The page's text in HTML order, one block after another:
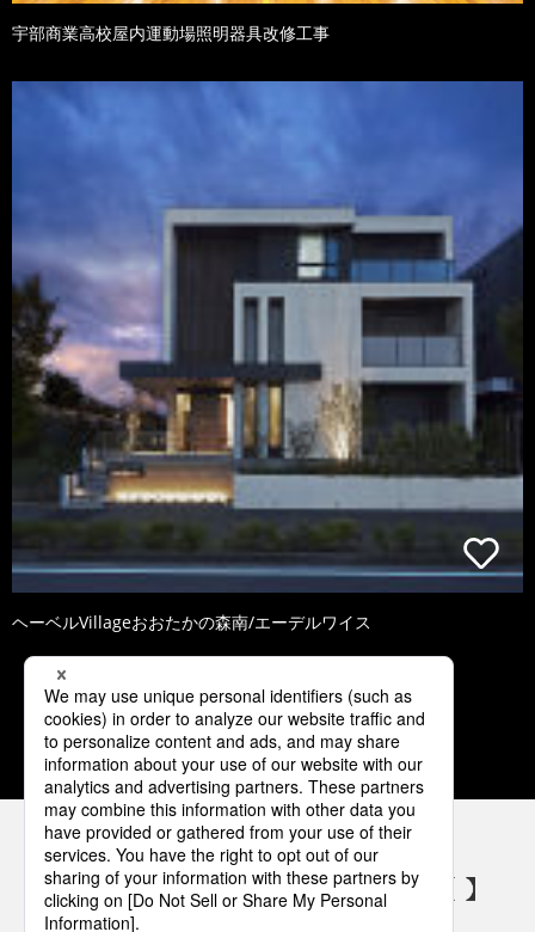
宇部商業高校屋内運動場照明器具改修工事
ヘーベルVillageおおたかの森南/エーデルワイス
1 2 3 4 5
パナソニックの電気設備 SNSアカウント